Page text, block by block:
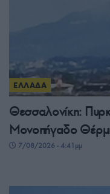
ΕΛΛΑΔΑ
Θεσσαλονίκη:
Μονοπήγαδο
7/08/2026 - 4:41μμ